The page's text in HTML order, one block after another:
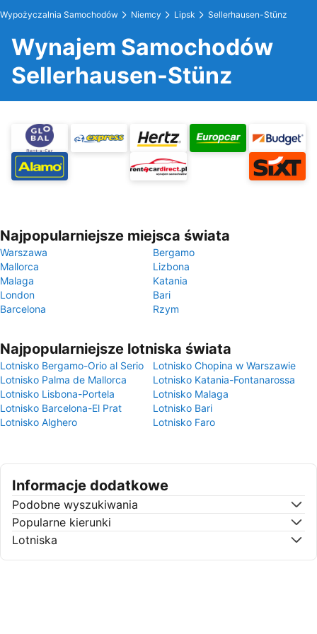
Wypożyczalnia Samochodów Niemcy Lipsk Sellerhausen-Stünz
Wynajem Samochodów
Sellerhausen-Stünz
Najpopularniejsze miejsca świata
Warszawa
Bergamo
Mallorca
Lizbona
Malaga
Katania
London
Bari
Barcelona
Rzym
Najpopularniejsze lotniska świata
Lotnisko Bergamo-Orio al Serio
Lotnisko Chopina w Warszawie
Lotnisko Palma de Mallorca
Lotnisko Katania-Fontanarossa
Lotnisko Lisbona-Portela
Lotnisko Malaga
Lotnisko Barcelona-El Prat
Lotnisko Bari
Lotnisko Alghero
Lotnisko Faro
Informacje dodatkowe
Podobne wyszukiwania
Popularne kierunki
Lotniska